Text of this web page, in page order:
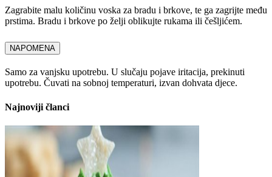
Zagrabite malu količinu voska za bradu i brkove, te ga zagrijte među
prstima. Bradu i brkove po želji oblikujte rukama ili češljićem.
NAPOMENA
Samo za vanjsku upotrebu. U slučaju pojave iritacija, prekinuti
upotrebu. Čuvati na sobnoj temperaturi, izvan dohvata djece.
Najnoviji članci